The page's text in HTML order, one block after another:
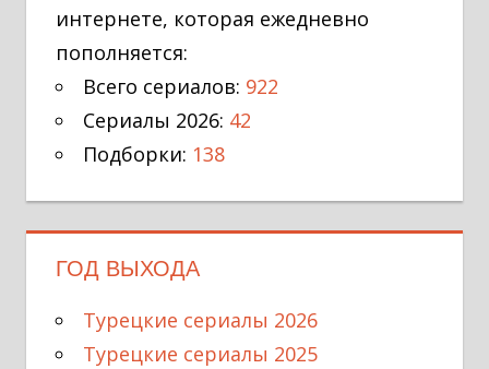
интернете, которая ежедневно
пополняется:
Всего сериалов: 922
Сериалы 2026: 42
Подборки: 138
ГОД ВЫХОДА
Турецкие сериалы 2026
Турецкие сериалы 2025